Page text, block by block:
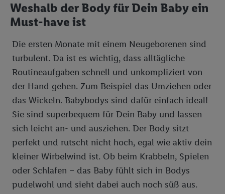
Weshalb der Body für Dein Baby ein
Must-have ist
Die ersten Monate mit einem Neugeborenen sind
turbulent. Da ist es wichtig, dass alltägliche
Routineaufgaben schnell und unkompliziert von
der Hand gehen. Zum Beispiel das Umziehen oder
das Wickeln. Babybodys sind dafür einfach ideal!
Sie sind superbequem für Dein Baby und lassen
sich leicht an- und ausziehen. Der Body sitzt
perfekt und rutscht nicht hoch, egal wie aktiv dein
kleiner Wirbelwind ist. Ob beim Krabbeln, Spielen
oder Schlafen – das Baby fühlt sich in Bodys
pudelwohl und sieht dabei auch noch süß aus.
Speicherdauer der Daten und zu Ihrem Recht, Ihre
Einwilligung jederzeit mit Wirkung für die Zukunft zu
Die Impressen finden Sie hier.Unter „Anpassen“ können Sie
einzelne Verwendungszwecke oder Partner zulassen; das gilt
auch für die nachfolgend schlagwortartig benannten Zwecke
und Funktionen im Rahmen des Einsatzes des IAB TCF für
Werbung und Erfolgsmessung:
Gewährleistung der Sicherheit, Verhinderung und Aufdeckung
von Betrug und Fehlerbehebung, Bereitstellung und Anzeige
von Werbung und Inhalten, Abgleichung und Kombination
von Daten aus unterschiedlichen Quellen, Verknüpfung
verschiedener Endgeräte, Identifikation von Geräten anhand
automatisch übermittelter Informationen, Messung des
Erfolgs von Werbekampagnen durch TTD und Nutzung der
Telekommunikations-basierten Utiq-Technologie für digitales